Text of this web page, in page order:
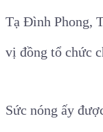
Tạ Đình Phong,
vị đồng tổ chức
Sức nóng ấy